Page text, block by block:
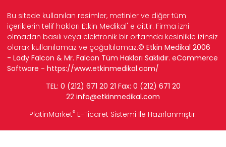
Bu sitede kullanılan resimler, metinler ve diğer tüm
içeriklerin telif hakları Etkin Medikal' e aittir. Firma izni
olmadan basılı veya elektronik bir ortamda kesinlikle izinsiz
olarak kullanılamaz ve çoğaltılamaz.© Etkin Medikal 2006
- Lady Falcon & Mr. Falcon Tüm Hakları Saklıdır. eCommerce
Software - https://www.etkinmedikal.com/
TEL: 0 (212) 671 20 21 Fax: 0 (212) 671 20
22 info@etkinmedikal.com
PlatinMarket® E-Ticaret Sistemi İle Hazırlanmıştır.